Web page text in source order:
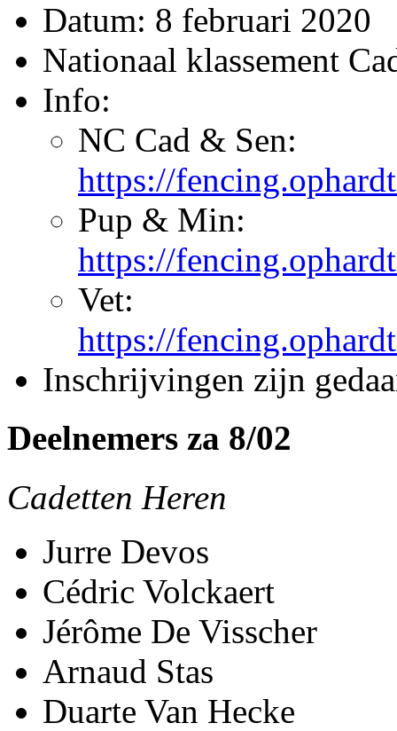
Datum: 8 februari 2020
Nationaal klassement
Info:
NC Cad & Sen:
https://
Pup & Min:
https://
Vet:
https://
Inschrijvingen zijn
Deelnemers za 8/02
Cadetten Heren
Jurre Devos
Cédric Volckaert
Jérôme De Visscher
Arnaud Stas
Duarte Van Hecke